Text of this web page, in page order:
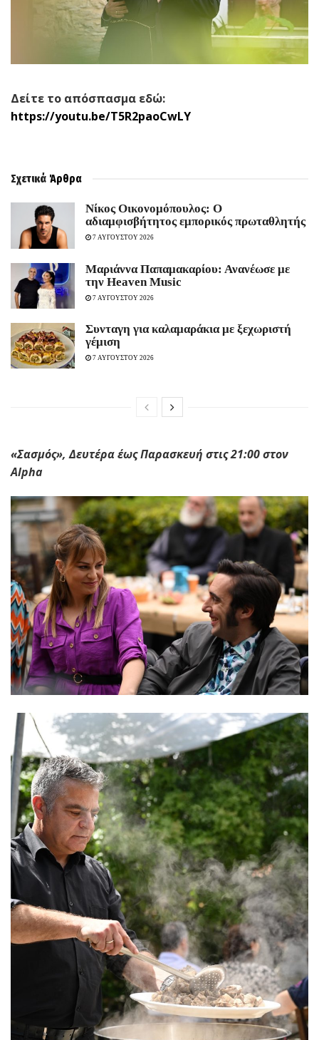
Δείτε το απόσπασμα εδώ:
https://youtu.be/T5R2paoCwLY
Σχετικά Άρθρα
Νίκος Οικονομόπουλος: Ο
αδιαμφισβήτητος εμπορικός πρωταθλητής
7 ΑΥΓΟΥΣΤΟΥ 2026
Μαριάννα Παπαμακαρίου: Ανανέωσε με
την Heaven Music
7 ΑΥΓΟΥΣΤΟΥ 2026
Συνταγη για καλαμαράκια με ξεχωριστή
γέμιση
7 ΑΥΓΟΥΣΤΟΥ 2026
«Σασμός», Δευτέρα έως Παρασκευή στις 21:00 στον
Αlpha